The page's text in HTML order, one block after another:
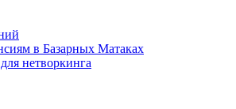
в Базарных Матаках
нетворкинга